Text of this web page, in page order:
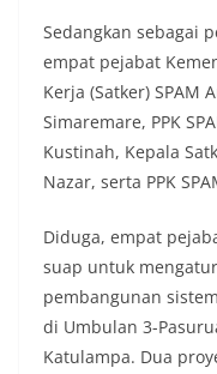
Sedangkan sebagai
empat pejabat
Kerja (Satker) SPAM
Simaremare, PPK
Kustinah, Kepala
Nazar, serta PPK
Diduga, empat
suap untuk
pembangunan
di Umbulan 3-
Katulampa. Dua